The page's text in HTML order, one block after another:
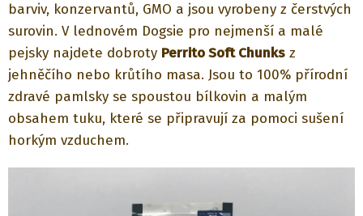
barviv, konzervantů, GMO a jsou vyrobeny z čerstvých
surovin. V lednovém Dogsie pro nejmenší a malé
pejsky najdete dobroty Perrito Soft Chunks z
jehněčího nebo krůtího masa. Jsou to 100% přírodní
zdravé pamlsky se spoustou bílkovin a malým
obsahem tuku, které se připravují za pomoci sušení
horkým vzduchem.